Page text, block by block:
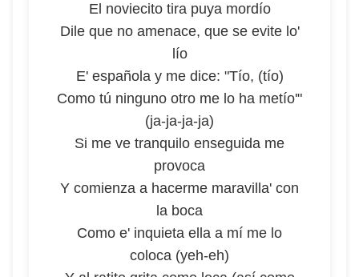
El noviecito tira puya mordío
Dile que no amenace, que se evite lo'
lío
E' española y me dice: "Tío, (tío)
Como tú ninguno otro me lo ha metío'"
(ja-ja-ja-ja)
Si me ve tranquilo enseguida me
provoca
Y comienza a hacerme maravilla' con
la boca
Como e' inquieta ella a mí me lo
coloca (yeh-eh)